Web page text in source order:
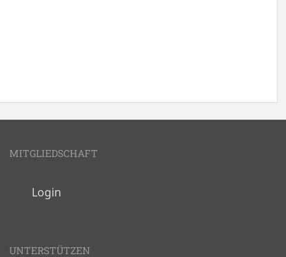
MITGLIEDSCHAFT
Login
UNTERSTÜTZEN